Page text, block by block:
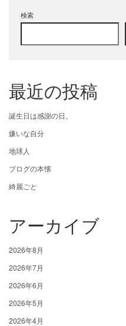
検索
最近の投稿
誕生日は感謝の日。
嫌いな自分
地球人
ブログの本懐
綺麗ごと
アーカイブ
2026年8月
2026年7月
2026年6月
2026年5月
2026年4月